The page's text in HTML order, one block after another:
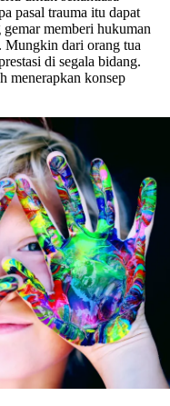
pasal trauma itu dapat
gemar memberi hukuman
Mungkin dari orang tua
di segala bidang.
menerapkan konsep